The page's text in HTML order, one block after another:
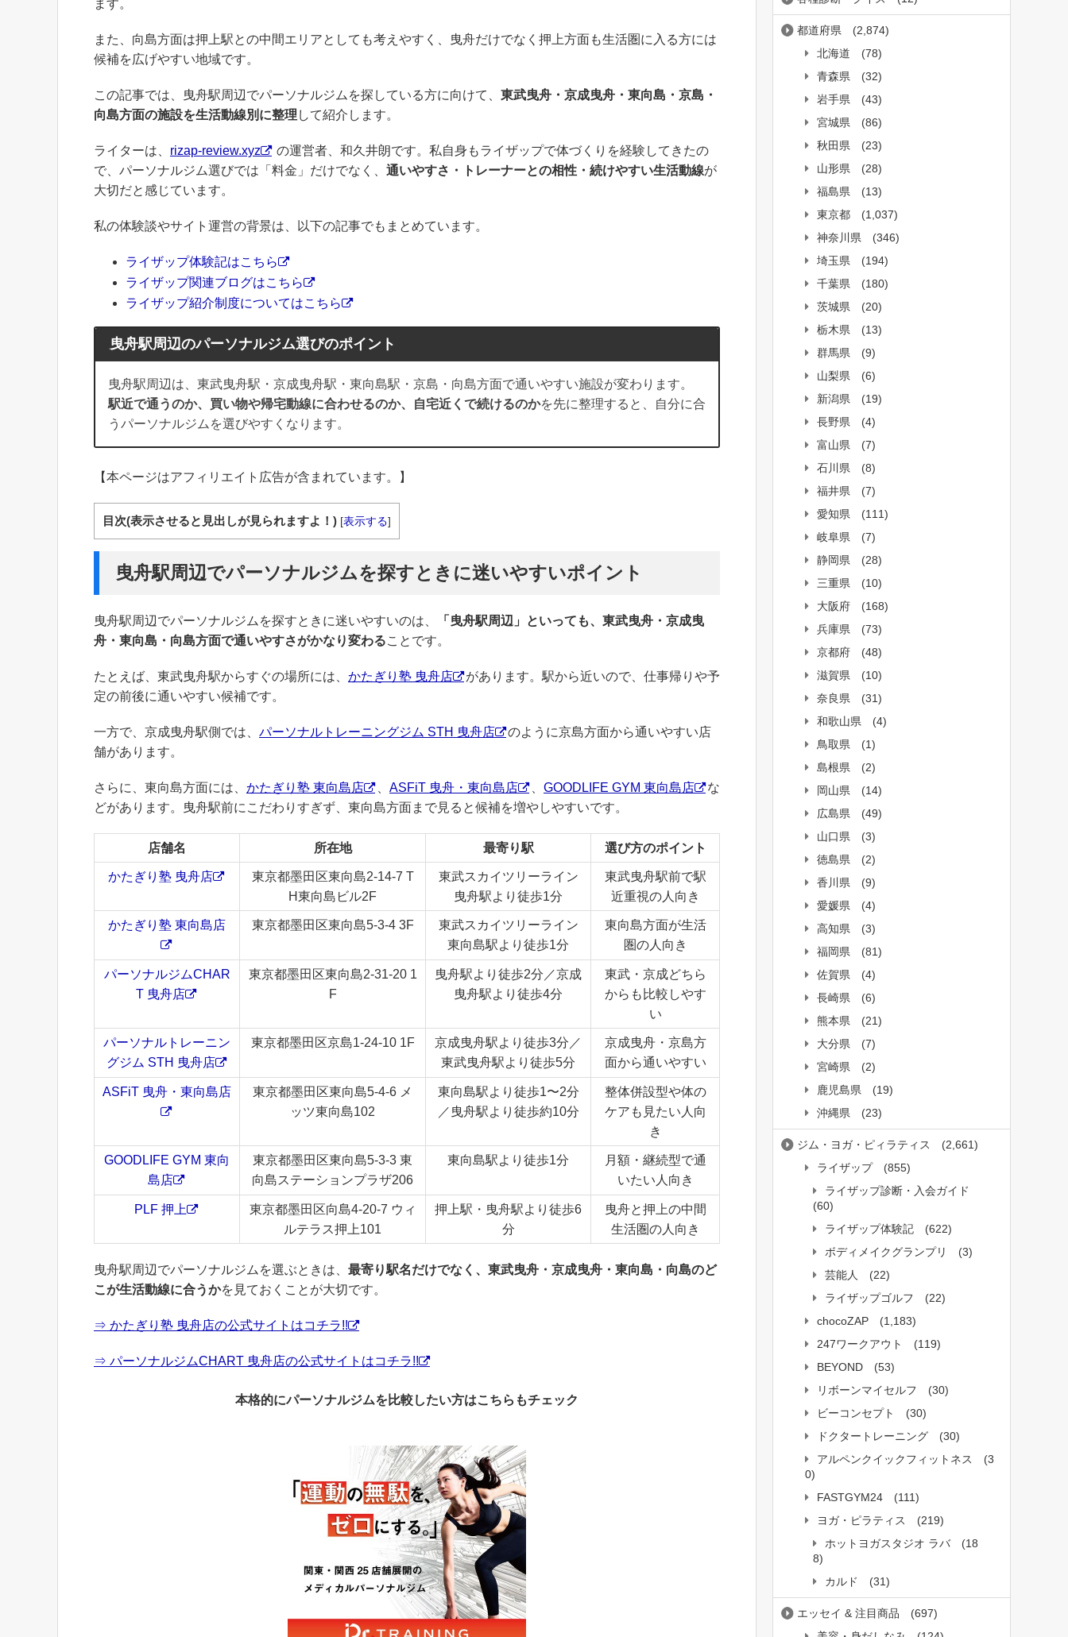
ます。
また、向島方面は押上駅との中間エリアとしても考えやすく、曳舟だけでなく押上方面も生活圏に入る方には
候補を広げやすい地域です。
この記事では、曳舟駅周辺でパーソナルジムを探している方に向けて、 東武曳舟・京成曳舟・東向島・京島・
向島方面の施設を生活動線別に整理 して紹介します。
ライターは、 rizap-review.xyz
の運営者、和久井朗です。私自身もライザップで体づくりを経験してきたの
で、パーソナルジム選びでは「料金」だけでなく、 通いやすさ・トレーナーとの相性・続けやすい生活動線が
大切だと感じています。
私の体験談やサイト運営の背景は、以下の記事でもまとめています。
ライザップ体験記はこちら
ライザップ関連ブログはこちら
ライザップ紹介制度についてはこちら
曳舟駅周辺のパーソナルジム選びのポイント
曳舟駅周辺は、東武曳舟駅・京成曳舟駅・東向島駅・京島・向島方面で通いやすい施設が変わります。
駅近で通うのか、買い物や帰宅動線に合わせるのか、自宅近くで続けるのかを先に整理すると、自分に合
うパーソナルジムを選びやすくなります。
【本ページはアフィリエイト広告が含まれています。】
目次(表示させると見出しが見られますよ！) [表示する]
曳舟駅周辺でパーソナルジムを探すときに迷いやすいポイント
曳舟駅周辺でパーソナルジムを探すときに迷いやすいのは、
「曳舟駅周辺」といっても、東武曳舟・京成曳
舟・東向島・向島方面で通いやすさがかなり変わることです。
たとえば、東武曳舟駅からすぐの場所には、 かたぎり塾 曳舟店
があります。駅から近いので、仕事帰りや予
定の前後に通いやすい候補です。
一方で、京成曳舟駅側では、 パーソナルトレーニングジム STH 曳舟店
のように京島方面から通いやすい店
舗があります。
さらに、東向島方面には、 かたぎり塾 東向島店 ASFiT 曳舟・東向島店 GOODLIFE GYM 東向島店
な
どがあります。曳舟駅前にこだわりすぎず、東向島方面まで見ると候補を増やしやすいです。
店舗名 所在地 最寄り駅 選び方のポイント
かたぎり塾 曳舟店
東京都墨田区東向島2-14-7 T
H東向島ビル2F
東武スカイツリーライン
曳舟駅より徒歩1分
東武曳舟駅前で駅
近重視の人向き
かたぎり塾 東向島店 東京都墨田区東向島5-3-4 3F
東武スカイツリーライン
東向島駅より徒歩1分
東向島方面が生活
圏の人向き
パーソナルジムCHAR
T 曳舟店
東京都墨田区東向島2-31-20 1
F
曳舟駅より徒歩2分／京成
曳舟駅より徒歩4分
東武・京成どちら
からも比較しやす
い
パーソナルトレーニン
グジム STH 曳舟店
東京都墨田区京島1-24-10 1F
京成曳舟駅より徒歩3分／
東武曳舟駅より徒歩5分
京成曳舟・京島方
面から通いやすい
ASFiT 曳舟・東向島店
東京都墨田区東向島5-4-6 メ
ッツ東向島102
東向島駅より徒歩1〜2分
／曳舟駅より徒歩約10分
整体併設型や体の
ケアも見たい人向
き
GOODLIFE GYM 東向
島店
東京都墨田区東向島5-3-3 東
向島ステーションプラザ206
東向島駅より徒歩1分
月額・継続型で通
いたい人向き
PLF 押上
東京都墨田区向島4-20-7 ウィ
ルテラス押上101
押上駅・曳舟駅より徒歩6
分
曳舟と押上の中間
生活圏の人向き
曳舟駅周辺でパーソナルジムを選ぶときは、 最寄り駅名だけでなく、東武曳舟・京成曳舟・東向島・向島のど
こが生活動線に合うかを見ておくことが大切です。
⇒ かたぎり塾 曳舟店の公式サイトはコチラ!!
⇒ パーソナルジムCHART 曳舟店の公式サイトはコチラ!!
本格的にパーソナルジムを比較したい方はこちらもチェック
都道府県
(2,874)
北海道
(78)
青森県
(32)
岩手県
(43)
宮城県
(86)
秋田県
(23)
山形県
(28)
福島県
(13)
東京都
(1,037)
神奈川県
(346)
埼玉県
(194)
千葉県
(180)
茨城県
(20)
栃木県
(13)
群馬県
(9)
山梨県
(6)
新潟県
(19)
長野県
(4)
富山県
(7)
石川県
(8)
福井県
(7)
愛知県
(111)
岐阜県
(7)
静岡県
(28)
三重県
(10)
大阪府
(168)
兵庫県
(73)
京都府
(48)
滋賀県
(10)
奈良県
(31)
和歌山県
(4)
鳥取県
(1)
島根県
(2)
岡山県
(14)
広島県
(49)
山口県
(3)
徳島県
(2)
香川県
(9)
愛媛県
(4)
高知県
(3)
福岡県
(81)
佐賀県
(4)
長崎県
(6)
熊本県
(21)
大分県
(7)
宮崎県
(2)
鹿児島県
(19)
沖縄県
(23)
ジム・ヨガ・ピィラティス
(2,661)
ライザップ
(855)
ライザップ診断・入会ガイド
(60)
ライザップ体験記
(622)
ボディメイクグランプリ
(3)
芸能人
(22)
ライザップゴルフ
(22)
chocoZAP
(1,183)
247ワークアウト
(119)
BEYOND
(53)
リボーンマイセルフ
(30)
ビーコンセプト
(30)
ドクタートレーニング
(30)
アルペンクイックフィットネス
(3
0)
FASTGYM24
(111)
ヨガ・ピラティス
(219)
ホットヨガスタジオ ラバ
(18
8)
カルド
(31)
エッセイ & 注目商品
(697)